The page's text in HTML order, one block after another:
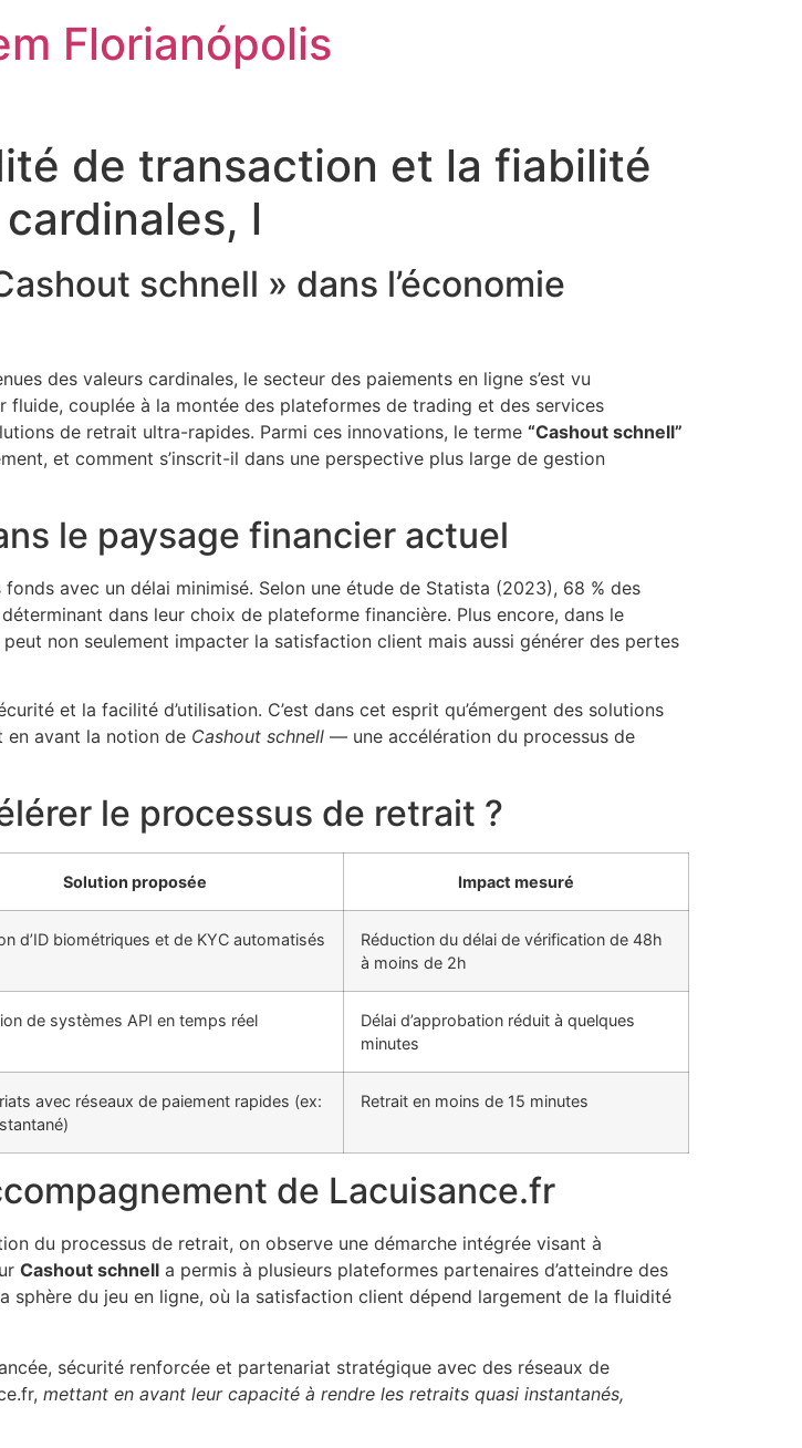
Florianópolis
de transaction et la fiabilité
l
schnell » dans l’économie
des valeurs cardinales, le secteur des paiements en ligne s’est vu
couplée à la montée des plateformes de trading et des services
de retrait ultra-rapides. Parmi ces innovations, le terme “Cashout schnell”
et comment s’inscrit-il dans une perspective plus large de gestion
le paysage financier actuel
avec un délai minimisé. Selon une étude de Statista (2023), 68 % des
dans leur choix de plateforme financière. Plus encore, dans le
non seulement impacter la satisfaction client mais aussi générer des pertes
et la facilité d’utilisation. C’est dans cet esprit qu’émergent des solutions
en avant la notion de Cashout schnell — une accélération du processus de
le processus de retrait ?
Solution proposée Impact mesuré
d’ID biométriques et de KYC automatisés
Réduction du délai de vérification de 48h
à moins de 2h
de systèmes API en temps réel
Délai d’approbation réduit à quelques
minutes
avec réseaux de paiement rapides (ex:
Retrait en moins de 15 minutes
de Lacuisance.fr
du processus de retrait, on observe une démarche intégrée visant à
Cashout schnell a permis à plusieurs plateformes partenaires d’atteindre des
sphère du jeu en ligne, où la satisfaction client dépend largement de la fluidité
sécurité renforcée et partenariat stratégique avec des réseaux de
mettant en avant leur capacité à rendre les retraits quasi instantanés,